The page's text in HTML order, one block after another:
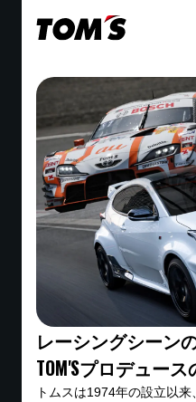
のうえ再度お申し込みをお願
今後、車種の追加はあ
決まり次第WEBサイト等でお
お知らせを受け取りたい方は
をお願いいたします。
予約はいつまで可能で
ご利用希望日の前々日までご
し、予約状況によってはご希
いますので、お早めのご予約
キャンセルした場合
かりますか？
以下のキャンセル料を申し受
る場合はお早めに予約サイト
・出発日の5日前以前・・・
・出発日の4日前～前日・・
料金の支払い方法を教
レーシングシーン
TOM'Sプロデュー
トムスは1974年の設立以